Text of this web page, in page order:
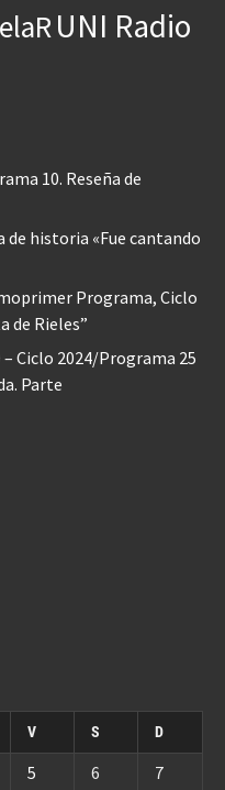
UNI Radio
10. Reseña de
de historia «Fue cantando
Programa, Ciclo
de Rieles”
– Ciclo 2024/Programa 25
Parte
V S D
5 6 7